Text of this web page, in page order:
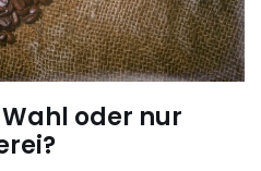
oder nur